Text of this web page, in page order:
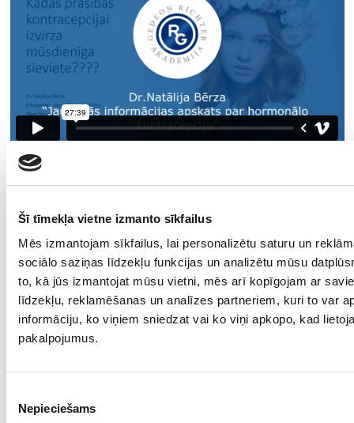
Šī tīmekļa vietne izmanto sīkfailus
Mēs izmantojam sīkfailus, lai personalizētu saturu un
sociālo saziņas līdzekļu funkcijas un analizētu mūsu
to, kā jūs izmantojat mūsu vietni, mēs arī kopīgojam ar
līdzekļu, reklamēšanas un analīzes partneriem, kuri to var
informāciju, ko viņiem sniedzat vai ko viņi apkopo, kad
pakalpojumus.
izvēle
Nepieciešams
iepriekšējā lekcija nākamā lekcija
Natālija